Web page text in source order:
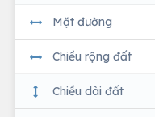
Mặt đường
Chiều rộng đất
Chiều dài đất